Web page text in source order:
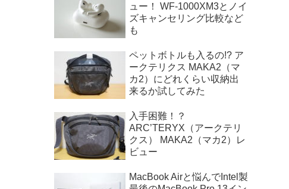
ュー！ WF-1000XM3とノイ
ズキャンセリング比較など
も
ペットボトルも入るの!? ア
ークテリクス MAKA2（マ
カ2）にどれくらい収納出
来るか試してみた
入手困難！？
ARC’TERYX（アークテリ
クス） MAKA2（マカ2）レ
ビュー
MacBook Airと悩んでIntel製